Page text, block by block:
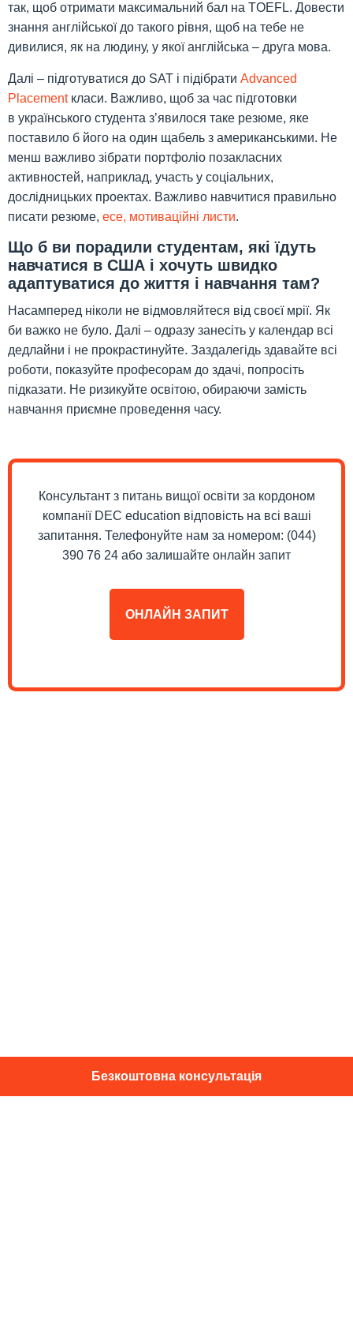
Безкоштовна консультація
так, щоб отримати максимальний бал на TOEFL. Довести
знання англійської до такого рівня, щоб на тебе не
дивилися, як на людину, у якої англійська – друга мова.
Далі – підготуватися до SAT і підібрати Advanced
Placementкласи. Важливо, щоб за час підготовки
в українського студента з’явилося таке резюме, яке
поставило б його на один щабель з американськими. Не
менш важливо зібрати портфоліо позакласних
активностей, наприклад, участь у соціальних,
дослідницьких проектах. Важливо навчитися правильно
писати резюме, есе, мотиваційні листи.
Що б ви порадили студентам, які їдуть
навчатися в США і хочуть швидко
адаптуватися до життя і навчання там?
Насамперед ніколи не відмовляйтеся від своєї мрії. Як
би важко не було. Далі – одразу занесіть у календар всі
дедлайни і не прокрастинуйте. Заздалегідь здавайте всі
роботи, показуйте професорам до здачі, попросіть
підказати. Не ризикуйте освітою, обираючи замість
навчання приємне проведення часу.
Консультант з питань вищої освіти за кордоном
компанії DEC education відповість на всі ваші
запитання. Телефонуйте нам за номером: (044)
390 76 24 або залишайте онлайн запит
ОНЛАЙН ЗАПИТ